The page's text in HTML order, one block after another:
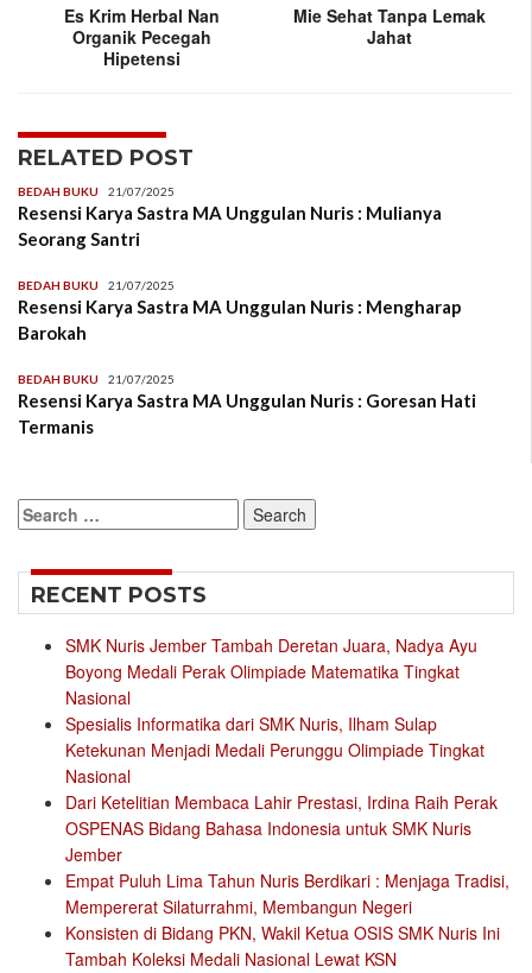
Es Krim Herbal Nan
Organik Pecegah
Hipetensi
Mie Sehat Tanpa Lemak
Jahat
RELATED POST
BEDAH BUKU 21/07/2025
Resensi Karya Sastra MA Unggulan Nuris : Mulianya
Seorang Santri
BEDAH BUKU 21/07/2025
Resensi Karya Sastra MA Unggulan Nuris : Mengharap
Barokah
BEDAH BUKU 21/07/2025
Resensi Karya Sastra MA Unggulan Nuris : Goresan Hati
Termanis
Search
for:
RECENT POSTS
SMK Nuris Jember Tambah Deretan Juara, Nadya Ayu
Boyong Medali Perak Olimpiade Matematika Tingkat
Nasional
Spesialis Informatika dari SMK Nuris, Ilham Sulap
Ketekunan Menjadi Medali Perunggu Olimpiade Tingkat
Nasional
Dari Ketelitian Membaca Lahir Prestasi, Irdina Raih Perak
OSPENAS Bidang Bahasa Indonesia untuk SMK Nuris
Jember
Empat Puluh Lima Tahun Nuris Berdikari : Menjaga Tradisi,
Mempererat Silaturrahmi, Membangun Negeri
Konsisten di Bidang PKN, Wakil Ketua OSIS SMK Nuris Ini
Tambah Koleksi Medali Nasional Lewat KSN